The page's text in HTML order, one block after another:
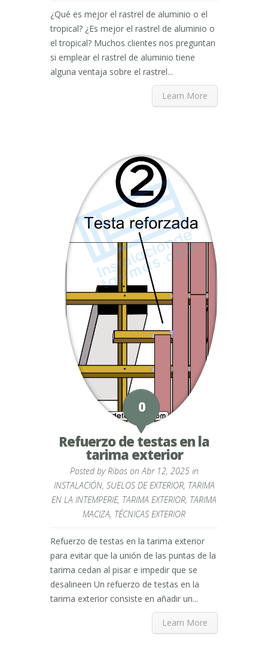
¿Qué es mejor el rastrel de aluminio o el
tropical? ¿Es mejor el rastrel de aluminio o
el tropical? Muchos clientes nos preguntan
si emplear el rastrel de aluminio tiene
alguna ventaja sobre el rastrel...
Learn More
0
Refuerzo de testas en la
tarima exterior
Posted by Ribason Abr 12, 2025 in
INSTALACIÓN, SUELOS DE EXTERIOR, TARIMA
EN LA INTEMPERIE, TARIMA EXTERIOR, TARIMA
MACIZA, TÉCNICAS EXTERIOR
Refuerzo de testas en la tarima exterior
para evitar que la unión de las puntas de la
tarima cedan al pisar e impedir que se
desalineen Un refuerzo de testas en la
tarima exterior consiste en añadir un...
Learn More